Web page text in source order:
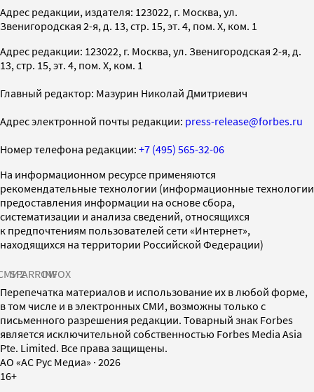
Адрес редакции, издателя: 123022, г. Москва, ул.
Звенигородская 2-я, д. 13, стр. 15, эт. 4, пом. X, ком. 1
Адрес редакции: 123022, г. Москва, ул. Звенигородская 2-я, д.
13, стр. 15, эт. 4, пом. X, ком. 1
Главный редактор: Мазурин Николай Дмитриевич
Адрес электронной почты редакции: press-release@forbes.ru
Номер телефона редакции: +7 (495) 565-32-06
На информационном ресурсе применяются
рекомендательные технологии (информационные технологии
предоставления информации на основе сбора,
систематизации и анализа сведений, относящихся
к предпочтениям пользователей сети «Интернет»,
находящихся на территории Российской Федерации)
SPARROWINFOX
Перепечатка материалов и использование их в любой форме,
в том числе и в электронных СМИ, возможны только с
письменного разрешения редакции. Товарный знак Forbes
является исключительной собственностью Forbes Media Asia
Pte. Limited. Все права защищены.
AO «АС Рус Медиа» · 2026
16+